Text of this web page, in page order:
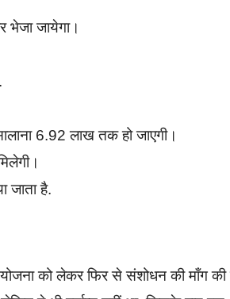
भेजा जायेगा।
6.92 लाख तक हो जाएगी।
जाता है.
को लेकर फिर से संशोधन की माँग की